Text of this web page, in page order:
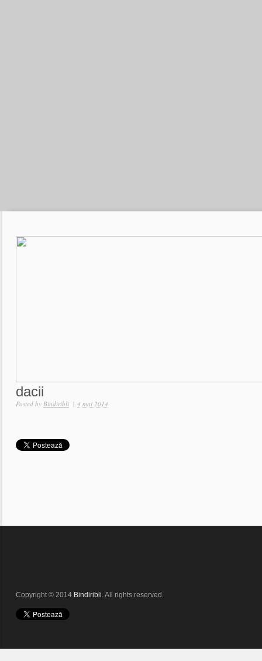
dacii
Posted by Bindiribli | 4 mai 2014
Copyright © 2014 Bindiribli. All rights reserved.